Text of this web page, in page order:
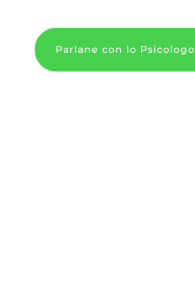
Parlane con lo Psicologo